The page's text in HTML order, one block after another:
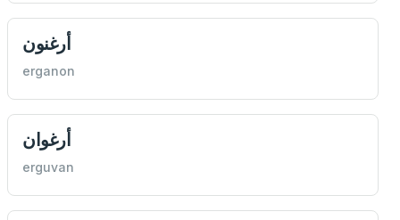
أرغنون
erganon
أرغوان
erguvan